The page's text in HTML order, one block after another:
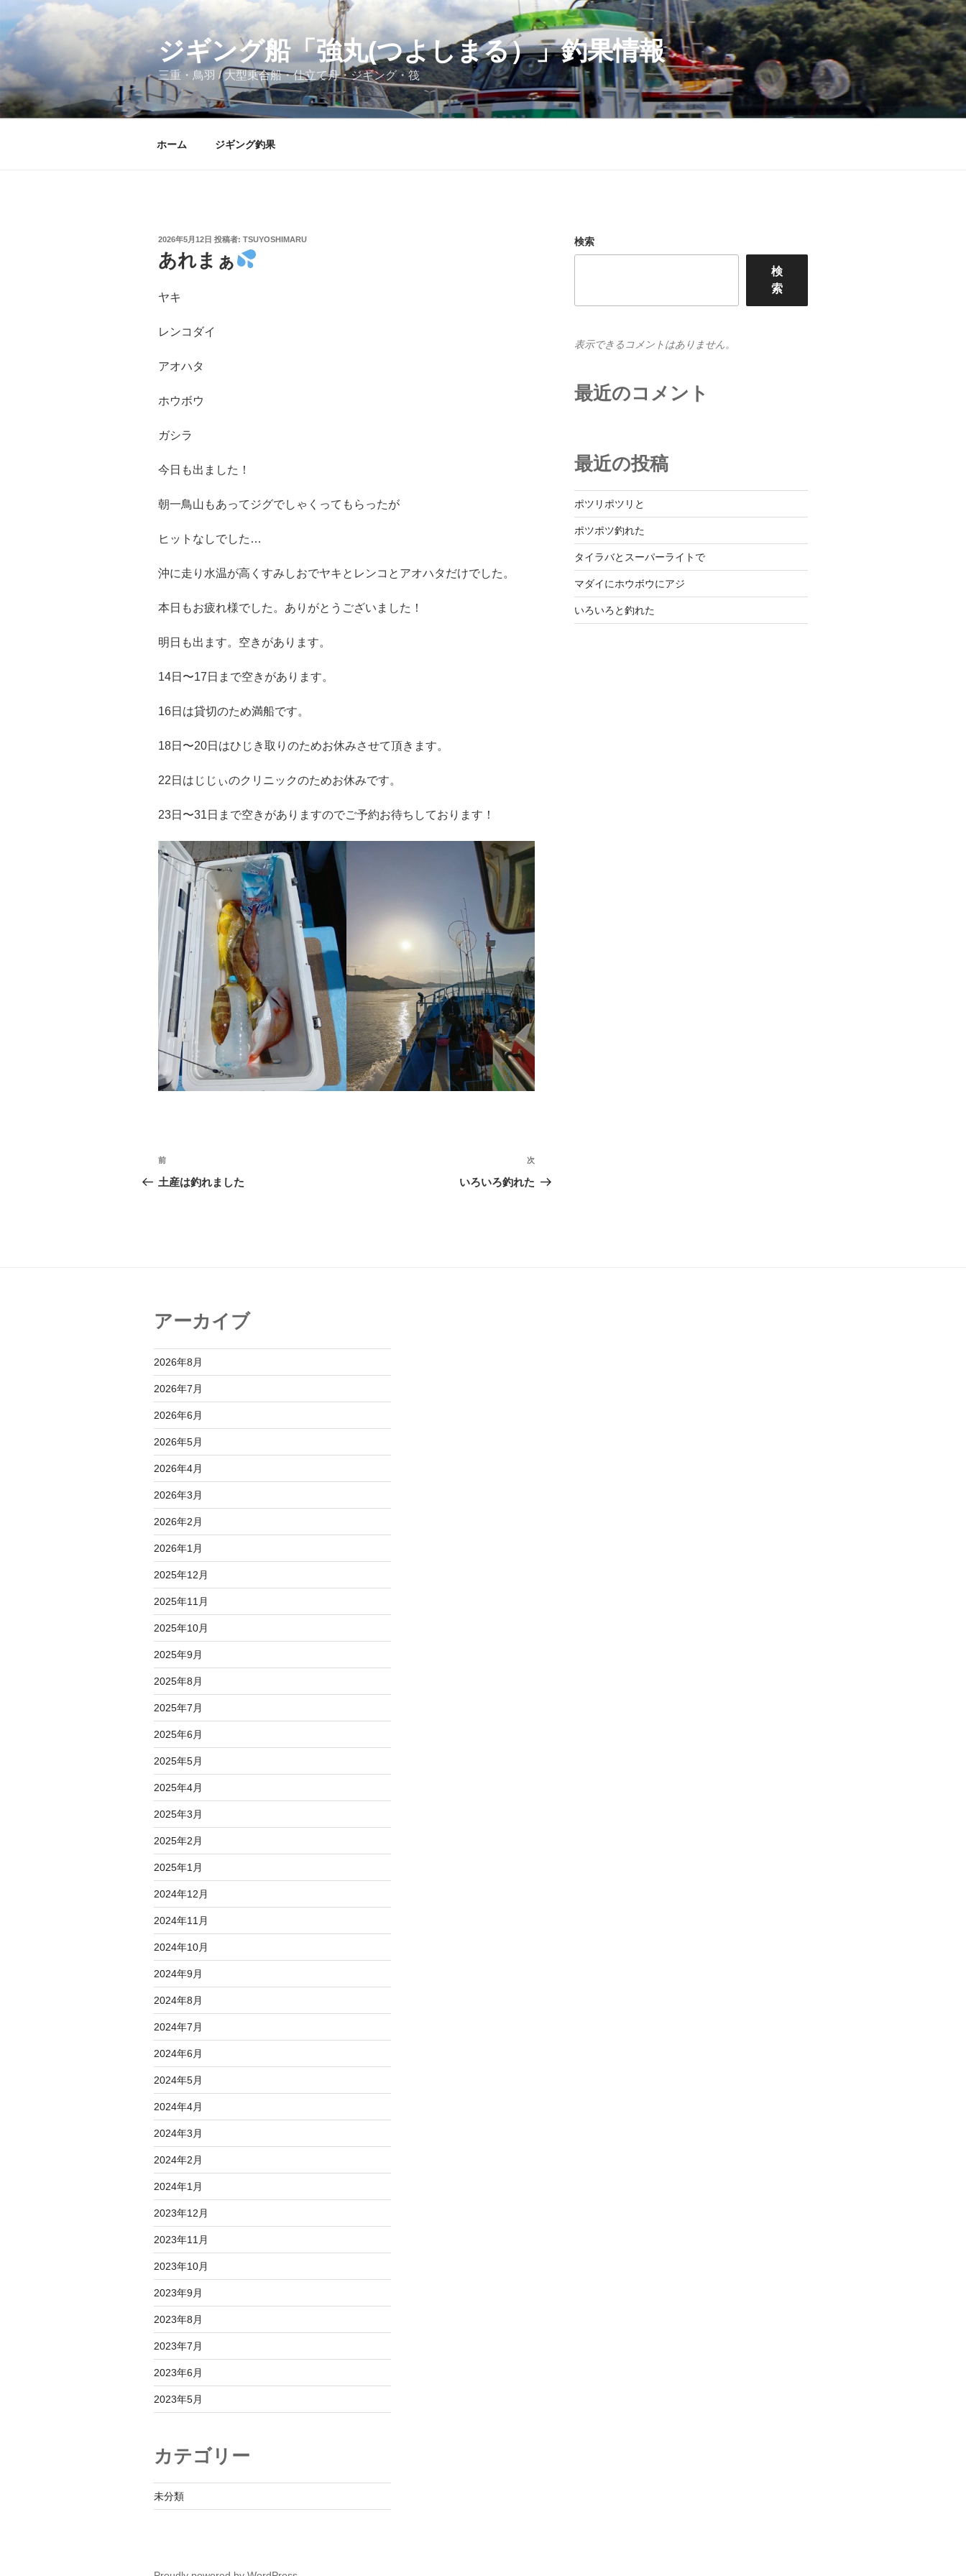
ン
テ
ン
ツ
へ
ス
ジギング船「強丸(つよしまる）」釣果情報
三重・鳥羽 / 大型乗合船・仕立て舟・ジギング・筏
ホーム ジギング釣果
投
稿
日:
2026年5月12日 投稿者: TSUYOSHIMARU
あれまぁ
ヤキ
レンコダイ
アオハタ
ホウボウ
ガシラ
今日も出ました！
朝一鳥山もあってジグでしゃくってもらったが
ヒットなしでした…
沖に走り水温が高くすみしおでヤキとレンコとアオハタだけでした。
本日もお疲れ様でした。ありがとうございました！
明日も出ます。空きがあります。
14日〜17日まで空きがあります。
16日は貸切のため満船です。
18日〜20日はひじき取りのためお休みさせて頂きます。
22日はじじぃのクリニックのためお休みです。
23日〜31日まで空きがありますのでご予約お待ちしております！
投
稿
シ
ョ
ン
前
の
前
土産は釣れました
次
の
次
いろいろ釣れた
検索
検
索
表示できるコメントはありません。
最近のコメント
最近の投稿
ポツリポツリと
ポツポツ釣れた
タイラバとスーパーライトで
マダイにホウボウにアジ
いろいろと釣れた
アーカイブ
2026年8月
2026年7月
2026年6月
2026年5月
2026年4月
2026年3月
2026年2月
2026年1月
2025年12月
2025年11月
2025年10月
2025年9月
2025年8月
2025年7月
2025年6月
2025年5月
2025年4月
2025年3月
2025年2月
2025年1月
2024年12月
2024年11月
2024年10月
2024年9月
2024年8月
2024年7月
2024年6月
2024年5月
2024年4月
2024年3月
2024年2月
2024年1月
2023年12月
2023年11月
2023年10月
2023年9月
2023年8月
2023年7月
2023年6月
2023年5月
カテゴリー
未分類